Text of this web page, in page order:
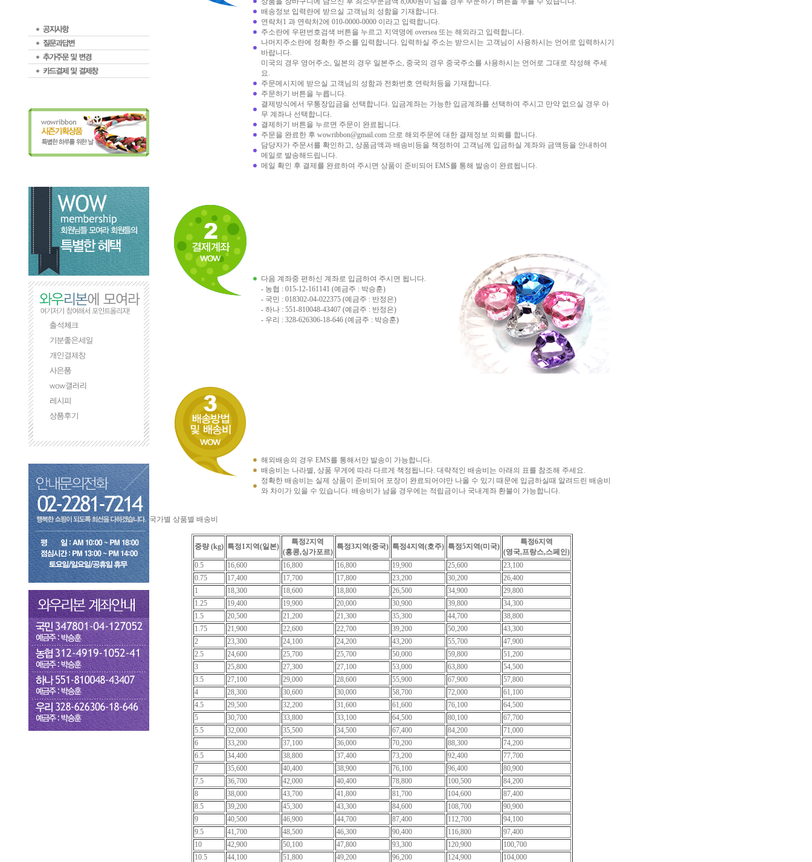
배송정보 입력란에 받으실 고객님의 성함을 기재합니다.
연락처1 과 연락처2에 010-0000-0000 이라고 입력합니다.
주소란에 우편번호검색 버튼을 누르고 지역명에 oversea 또는 해외라고 입력합니다.
나머지주소란에 정확한 주소를 입력합니다. 입력하실 주소는 받으시는 고객님이 사용하시는 언어로 입력하시기
바랍니다.
미국의 경우 영어주소, 일본의 경우 일본주소, 중국의 경우 중국주소를 사용하시는 언어로 그대로 작성해 주세
요.
주문메시지에 받으실 고객님의 성함과 전화번호 연락처등을 기재합니다.
주문하기 버튼을 누릅니다.
결제방식에서 무통장입금을 선택합니다. 입금계좌는 가능한 입금계좌를 선택하여 주시고 만약 없으실 경우 아
무 계좌나 선택합니다.
결제하기 버튼을 누르면 주문이 완료됩니다.
주문을 완료한 후 wowribbon@gmail.com 으로 해외주문에 대한 결제정보 의뢰를 합니다.
담당자가 주문서를 확인하고, 상품금액과 배송비등을 책정하여 고객님께 입금하실 계좌와 금액등을 안내하여
메일로 발송해드립니다.
메일 확인 후 결제를 완료하여 주시면 상품이 준비되어 EMS를 통해 발송이 완료됩니다.
다음 계좌중 편하신 계좌로 입금하여 주시면 됩니다.
- 농협 : 015-12-161141 (예금주 : 박승훈)
- 국민 : 018302-04-022375 (예금주 : 반정은)
- 하나 : 551-810048-43407 (예금주 : 반정은)
- 우리 : 328-626306-18-646 (예금주 : 박승훈)
해외배송의 경우 EMS를 통해서만 발송이 가능합니다.
배송비는 나라별, 상품 무게에 따라 다르게 책정됩니다. 대략적인 배송비는 아래의 표를 참조해 주세요.
정확한 배송비는 실제 상품이 준비되어 포장이 완료되어야만 나올 수 있기 때문에 입금하실때 알려드린 배송비
와 차이가 있을 수 있습니다. 배송비가 남을 경우에는 적립금이나 국내계좌 환불이 가능합니다.
국가별 상품별 배송비
중량 (kg) 특정1지역(일본)
특정2지역
(홍콩,싱가포르)
특정3지역(중국) 특정4지역(호주) 특정5지역(미국)
특정6지역
(영국,프랑스,스페인)
0.5
16,600 16,800 16,800 19,900 25,600
23,100
0.75
17,400 17,700 17,800 23,200 30,200
26,400
1
18,300 18,600 18,800 26,500 34,900
29,800
1.25
19,400 19,900 20,000 30,900 39,800
34,300
1.5
20,500 21,200 21,300 35,300 44,700
38,800
1.75
21,900 22,600 22,700 39,200 50,200
43,300
2
23,300 24,100 24,200 43,200 55,700
47,900
2.5
24,600 25,700 25,700 50,000 59,800
51,200
3
25,800 27,300 27,100 53,000 63,800
54,500
3.5
27,100 29,000 28,600 55,900 67,900
57,800
4
28,300 30,600 30,000 58,700 72,000
61,100
4.5
29,500 32,200 31,600 61,600 76,100
64,500
5
30,700 33,800 33,100 64,500 80,100
67,700
5.5
32,000 35,500 34,500 67,400 84,200
71,000
6
33,200 37,100 36,000 70,200 88,300
74,200
6.5
34,400 38,800 37,400 73,200 92,400
77,700
7
35,600 40,400 38,900 76,100 96,400
80,900
7.5
36,700 42,000 40,400 78,800 100,500
84,200
8
38,000 43,700 41,800 81,700 104,600
87,400
8.5
39,200 45,300 43,300 84,600 108,700
90,900
9
40,500 46,900 44,700 87,400 112,700
94,100
9.5
41,700 48,500 46,300 90,400 116,800
97,400
10
42,900 50,100 47,800 93,300 120,900
100,700
10.5
44,100 51,800 49,200 96,200 124,900
104,000